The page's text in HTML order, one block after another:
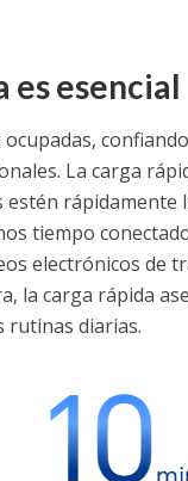
es esencial
La carga
tiempo
electrónicos
la carga rápida
rutinas diarias.